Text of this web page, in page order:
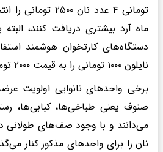
تومانی ۴ عدد نان
ماه آرد بیشتری دریافت کنند،
دستگاه‌های کارتخوان هوشمند
نایلون ۱۰۰۰ تومانی را به قیمت ۲۰۰۰ تومان می‌فروشند.
برخی واحد‌های نانوایی اولویت
صنوف یعنی طباخی‌ها، کبابی‌ها،
می‌دانند و با وجود صف‌های طولانی
نان را برای واحد‌های مذکور کنار